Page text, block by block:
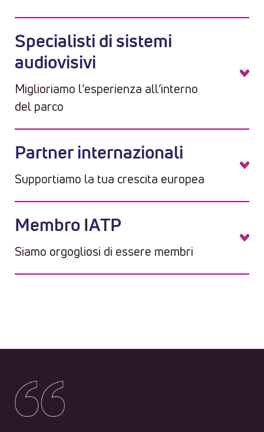
Specialisti di sistemi
audiovisivi
Miglioriamo l’esperienza all’interno
del parco
Partner internazionali
Supportiamo la tua crescita europea
Membro IATP
Siamo orgogliosi di essere membri